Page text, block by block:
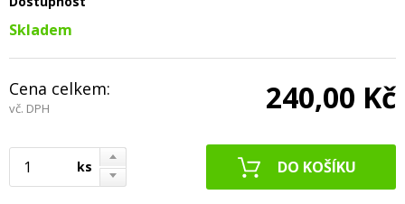
Skladem
Cena celkem:
vč. DPH 240,00 Kč
ks